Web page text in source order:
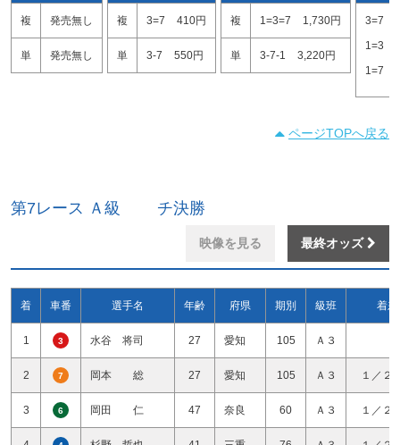
複 発売無し
単 発売無し
複 3=7 410円
単 3-7 550円
複 1=3=7 1,730円
単 3-7-1 3,220円
3=7
1=3
1=7
ページTOPへ戻る
第7レース Ａ級 チ決勝
映像を見る 最終オッズ
着 車番 選手名 年齢 府県 期別 級班 着差
1 3 水谷 将司 27 愛知 105 Ａ３
2 7 岡本 総 27 愛知 105 Ａ３ １／２
3 6 岡田 仁 47 奈良 60 Ａ３ １／２